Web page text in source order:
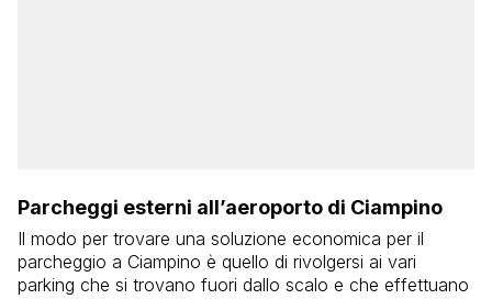
Parcheggi esterni all’aeroporto di Ciampino
Il modo per trovare una soluzione economica per il
parcheggio a Ciampino è quello di rivolgersi ai vari
parking che si trovano fuori dallo scalo e che effettuano